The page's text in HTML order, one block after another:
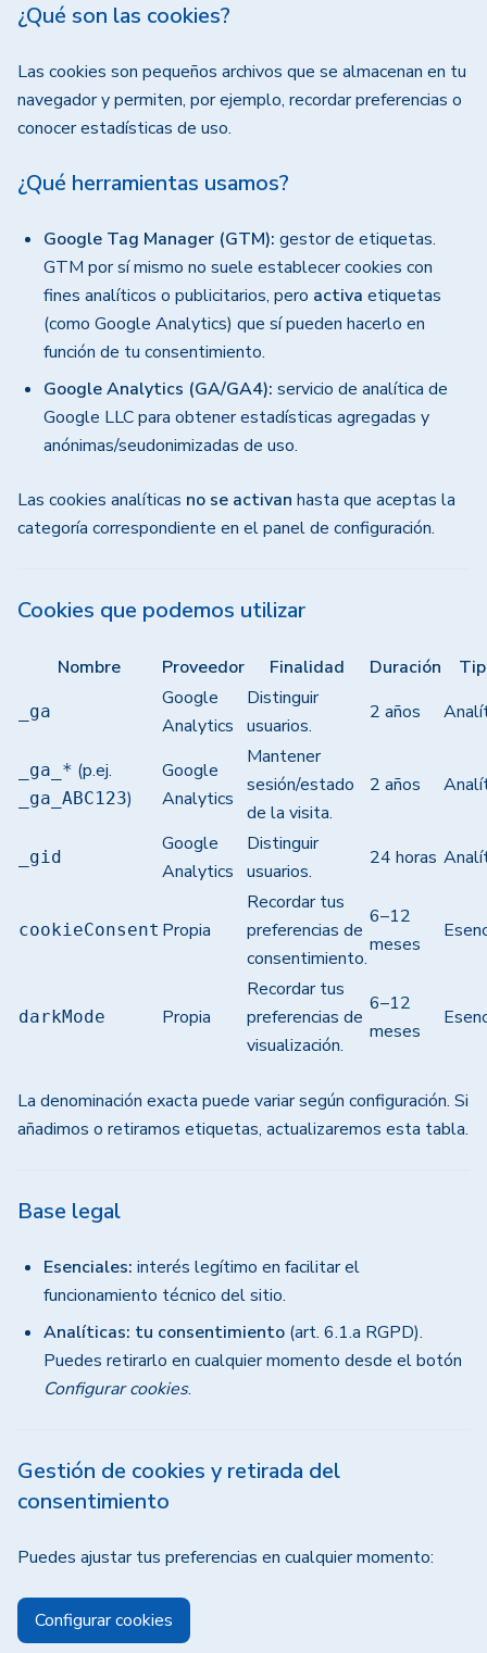
¿Qué son las cookies?
Las cookies son pequeños archivos que se almacenan en tu
navegador y permiten, por ejemplo, recordar preferencias o
conocer estadísticas de uso.
¿Qué herramientas usamos?
Google Tag Manager (GTM): gestor de etiquetas.
GTM por sí mismo no suele establecer cookies con
fines analíticos o publicitarios, pero activa etiquetas
(como Google Analytics) que sí pueden hacerlo en
función de tu consentimiento.
Google Analytics (GA/GA4): servicio de analítica de
Google LLC para obtener estadísticas agregadas y
anónimas/seudonimizadas de uso.
Las cookies analíticas no se activan hasta que aceptas la
categoría correspondiente en el panel de configuración.
Cookies que podemos utilizar
Nombre Proveedor Finalidad Duración
_ga
Google
Analytics
Distinguir
usuarios.
2 años
_ga_* (p.ej.
_ga_ABC123)
Google
Analytics
Mantener
sesión/estado
de la visita.
2 años
_gid
Google
Analytics
Distinguir
usuarios.
24 horas
cookieConsent Propia
Recordar tus
preferencias de
consentimiento.
6–12
meses
darkMode Propia
Recordar tus
preferencias de
visualización.
6–12
meses
La denominación exacta puede variar según configuración. Si
añadimos o retiramos etiquetas, actualizaremos esta tabla.
Base legal
Esenciales: interés legítimo en facilitar el
funcionamiento técnico del sitio.
Analíticas: tu consentimiento (art. 6.1.a RGPD).
Puedes retirarlo en cualquier momento desde el botón
Configurar cookies.
Gestión de cookies y retirada del
consentimiento
Puedes ajustar tus preferencias en cualquier momento:
Configurar cookies